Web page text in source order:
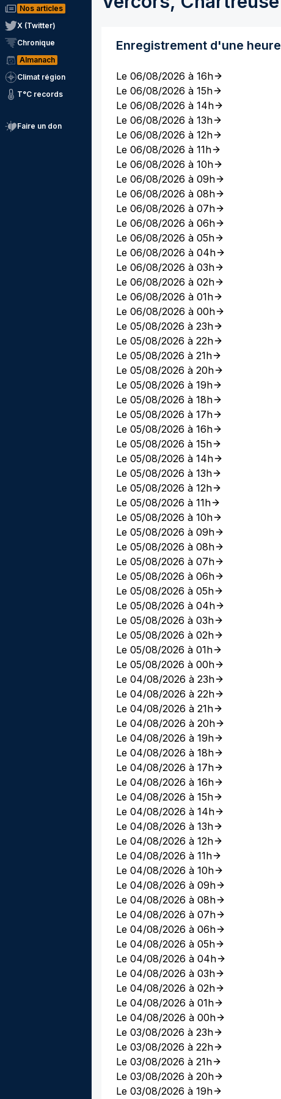
Nos articles
X (Twitter)
Chronique
Almanach
Climat région
T°C records
Faire un don
Enregistrement d'une heure
Le 06/08/2026 à 16h
Le 06/08/2026 à 15h
Le 06/08/2026 à 14h
Le 06/08/2026 à 13h
Le 06/08/2026 à 12h
Le 06/08/2026 à 11h
Le 06/08/2026 à 10h
Le 06/08/2026 à 09h
Le 06/08/2026 à 08h
Le 06/08/2026 à 07h
Le 06/08/2026 à 06h
Le 06/08/2026 à 05h
Le 06/08/2026 à 04h
Le 06/08/2026 à 03h
Le 06/08/2026 à 02h
Le 06/08/2026 à 01h
Le 06/08/2026 à 00h
Le 05/08/2026 à 23h
Le 05/08/2026 à 22h
Le 05/08/2026 à 21h
Le 05/08/2026 à 20h
Le 05/08/2026 à 19h
Le 05/08/2026 à 18h
Le 05/08/2026 à 17h
Le 05/08/2026 à 16h
Le 05/08/2026 à 15h
Le 05/08/2026 à 14h
Le 05/08/2026 à 13h
Le 05/08/2026 à 12h
Le 05/08/2026 à 11h
Le 05/08/2026 à 10h
Le 05/08/2026 à 09h
Le 05/08/2026 à 08h
Le 05/08/2026 à 07h
Le 05/08/2026 à 06h
Le 05/08/2026 à 05h
Le 05/08/2026 à 04h
Le 05/08/2026 à 03h
Le 05/08/2026 à 02h
Le 05/08/2026 à 01h
Le 05/08/2026 à 00h
Le 04/08/2026 à 23h
Le 04/08/2026 à 22h
Le 04/08/2026 à 21h
Le 04/08/2026 à 20h
Le 04/08/2026 à 19h
Le 04/08/2026 à 18h
Le 04/08/2026 à 17h
Le 04/08/2026 à 16h
Le 04/08/2026 à 15h
Le 04/08/2026 à 14h
Le 04/08/2026 à 13h
Le 04/08/2026 à 12h
Le 04/08/2026 à 11h
Le 04/08/2026 à 10h
Le 04/08/2026 à 09h
Le 04/08/2026 à 08h
Le 04/08/2026 à 07h
Le 04/08/2026 à 06h
Le 04/08/2026 à 05h
Le 04/08/2026 à 04h
Le 04/08/2026 à 03h
Le 04/08/2026 à 02h
Le 04/08/2026 à 01h
Le 04/08/2026 à 00h
Le 03/08/2026 à 23h
Le 03/08/2026 à 22h
Le 03/08/2026 à 21h
Le 03/08/2026 à 20h
Le 03/08/2026 à 19h